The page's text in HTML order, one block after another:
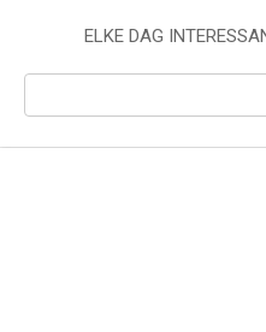
ELKE DAG
Search: